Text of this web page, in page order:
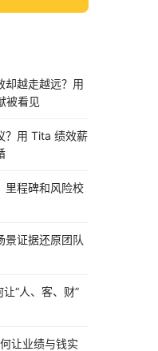
却越走越远？用
被看见
？用 Tita 绩效薪
里程碑和风险校
景证据还原团队
“人、客、财”
让业绩与钱实